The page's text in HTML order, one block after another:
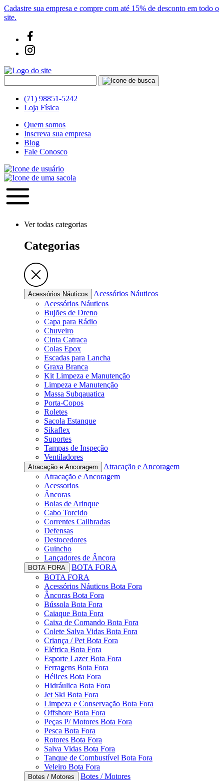
Cadastre sua empresa e compre com até 15% de desconto em todo o
site.
(71) 98851-5242
Loja Física
Quem somos
Inscreva sua empresa
Blog
Fale Conosco
Ver todas categorias
Categorias
Acessórios Náuticos
Acessórios Náuticos
Acessórios Náuticos
Bujões de Dreno
Capa para Rádio
Chuveiro
Cinta Catraca
Colas Epox
Escadas para Lancha
Graxa Branca
Kit Limpeza e Manutenção
Limpeza e Manutenção
Massa Subqauatica
Porta-Copos
Roletes
Sacola Estanque
Sikaflex
Suportes
Tampas de Inspeção
Ventiladores
Atracação e Ancoragem
Atracação e Ancoragem
Atracação e Ancoragem
Acessorios
Âncoras
Boias de Arinque
Cabo Torcido
Correntes Calibradas
Defensas
Destocedores
Guincho
Lançadores de Âncora
BOTA FORA
BOTA FORA
BOTA FORA
Acessórios Náuticos Bota Fora
Âncoras Bota Fora
Bússola Bota Fora
Caiaque Bota Fora
Caixa de Comando Bota Fora
Colete Salva Vidas Bota Fora
Criança / Pet Bota Fora
Elétrica Bota Fora
Esporte Lazer Bota Fora
Ferragens Bota Fora
Hélices Bota Fora
Hidráulica Bota Fora
Jet Ski Bota Fora
Limpeza e Conservação Bota Fora
Offshore Bota Fora
Peças P/ Motores Bota Fora
Pesca Bota Fora
Rotores Bota Fora
Salva Vidas Bota Fora
Tanque de Combustível Bota Fora
Veleiro Bota Fora
Botes / Motores
Botes / Motores